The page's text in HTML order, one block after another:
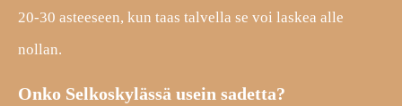
20-30 asteeseen, kun taas talvella se voi laskea alle
nollan.
Onko Selkoskylässä usein sadetta?